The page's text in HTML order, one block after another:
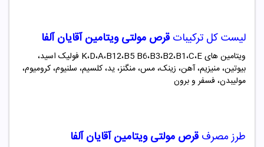
لیست کل ترکیبات قرص مولتیویتامین آقایان آلفا
ویتامین هایE،C،B1،B2،B3،B5 B6،B12،A
،K،D فولیک اسید،
بیوتین، منیزیم، آهن، زینک، مس، منگنز، ید، کلسیم، سلنیوم، کرومیوم،
مولیبدن، فسفر و برون
طرز مصرف قرص مولتیویتامین آقایان آلفا